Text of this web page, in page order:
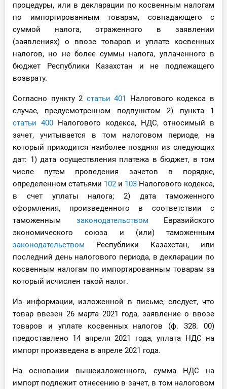
процедуры, или в декларации по косвенным налогам
по импортированным товарам, совпадающего с
суммой налога, отраженного в заявлении
(заявлениях) о ввозе товаров и уплате косвенных
налогов, но не более суммы налога, уплаченного в
бюджет Республики Казахстан и не подлежащего
возврату.
Согласно пункту 2 статьи 401
Налогового кодекса в
случае, предусмотренном подпунктом 2) пункта 1
статьи 400 Налогового кодекса, НДС, относимый в
зачет, учитывается в том налоговом периоде, на
который приходится наиболее поздняя из следующих
дат: 1) дата осуществления платежа в бюджет, в том
числе путем проведения зачетов в порядке,
определенном статьями 102 и 103 Налогового кодекса,
в счет уплаты налога; 2) дата таможенного
оформления, произведенного в соответствии с
таможенным законодательством Евразийского
экономического союза и (или) таможенным
законодательством Республики Казахстан, или
последний день налогового периода, в декларации по
косвенным налогам по импортированным товарам за
который исчислен такой налог.
Из информации, изложенной в письме, следует, что
товар ввезен 26 марта 2021 года, заявление о ввозе
товаров и уплате косвенных налогов (ф. 328. 00)
предоставлено 14 апреля 2021 года, уплата НДС на
импорт произведена в апреле 2021 года.
На основании вышеизложенного, сумма НДС на
импорт подлежит отнесению в зачет, в том налоговом